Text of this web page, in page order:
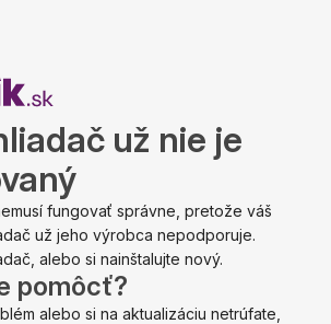
už nie je
fungovať správne, pretože váš
už jeho výrobca nepodporuje.
alebo si nainštalujte nový.
pomôcť?
alebo si na aktualizáciu netrúfate,